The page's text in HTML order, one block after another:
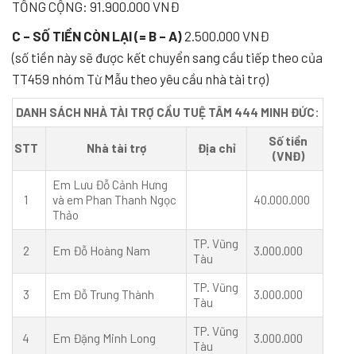
TỔNG CỘNG: 91.900.000 VNĐ
C – SỐ TIỀN CÒN LẠI (= B – A)2.500.000 VNĐ
(số tiền này sẽ được kết chuyển sang cầu tiếp theo của
TT459 nhóm Từ Mẫu theo yêu cầu nhà tài trợ)
DANH SÁCH NHÀ TÀI TRỢ CẦU TUỆ TÂM 444 MINH ĐỨC:
STT Nhà tài trợ Địa chỉ
Số tiền
(VNĐ)
1
Em Lưu Đỗ Cảnh Hưng
và em Phan Thanh Ngọc
Thảo
40.000.000
2 Em Đỗ Hoàng Nam
TP. Vũng
Tàu
3.000.000
3 Em Đỗ Trung Thành
TP. Vũng
Tàu
3.000.000
4 Em Đặng Minh Long
TP. Vũng
Tàu
3.000.000